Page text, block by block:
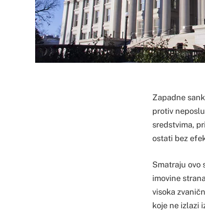
Zapadne
protiv
sredstvima,
ostati bez
Smatraju ovo
imovine
visoka
koje ne izlazi